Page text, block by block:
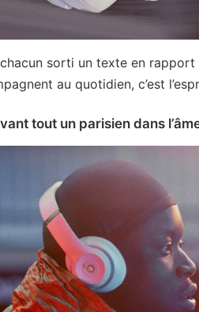
sorti un texte en
au quotidien, c’est
tout un parisien dans